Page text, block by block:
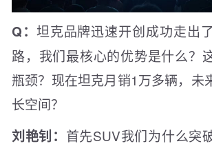
Q： 坦克品牌迅速开创成功走出
路，我们最核心的优势是什么？
瓶颈？现在坦克月销1万多辆，未
长空间？
刘艳钊： 首先SUV我们为什么突